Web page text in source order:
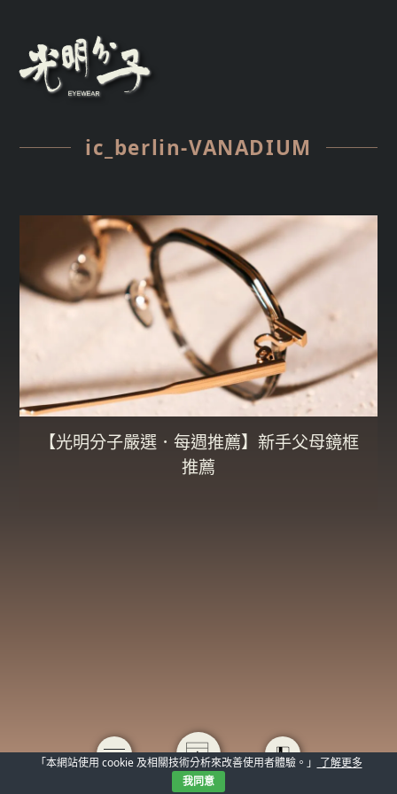
ic_berlin-VANADIUM
【光明分子嚴選．每週推薦】新手父母鏡框
推薦
「本網站使用 cookie 及相關技術分析來改善使用者體驗。」
了解更多
我同意